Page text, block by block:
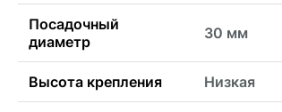
Посадочный
диаметр
30 мм
Высота крепления Низкая